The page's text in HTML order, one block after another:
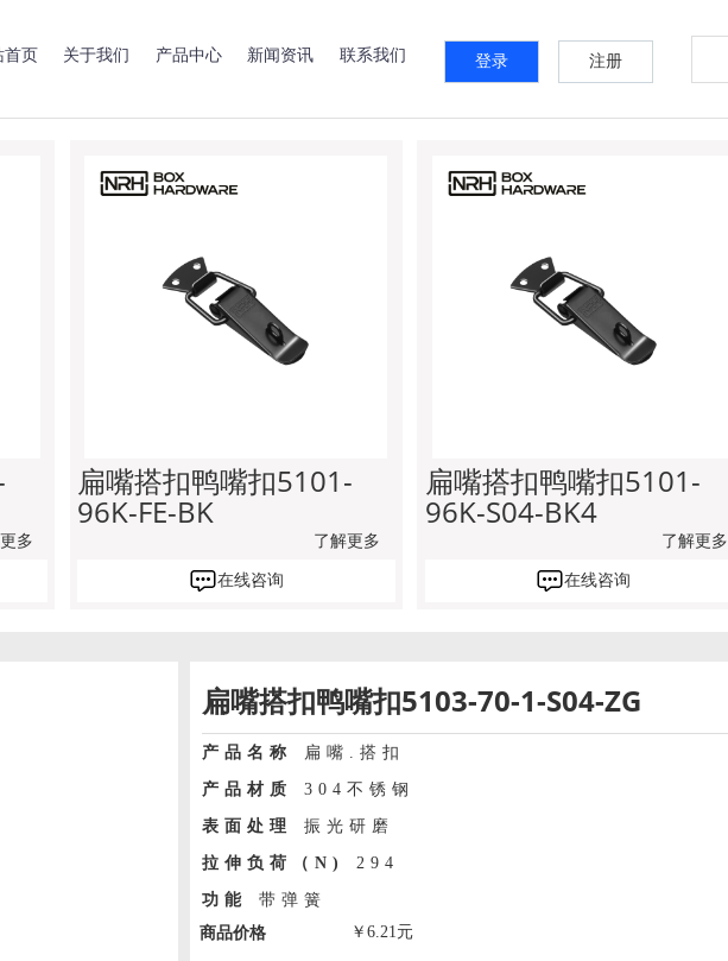
首页 关于我们 产品中心 新闻资讯 联系我们 登录 注册
标签牌系列
船用零部件
扁嘴搭扣
多
扁嘴搭扣鸭嘴扣5101-
96K-FE-BK
了解更多
在线咨询
扁嘴搭扣鸭嘴扣5101-
96K-S04-BK4
了解更多
在线咨询
扁嘴搭扣鸭嘴扣5103-70-1-S04-ZG
产品名称 扁嘴.搭扣
产品材质 304不锈钢
表面处理 振光研磨
拉伸负荷（N) 294
功能
带弹簧
商品价格
￥ 6.21元